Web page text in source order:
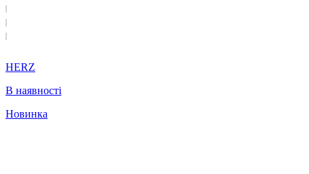
HERZ
В наявності
Новинка